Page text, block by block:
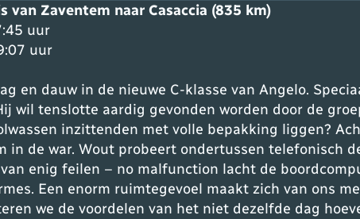
van Zaventem naar Casaccia (835 km)
uur
uur
en dauw in de nieuwe C-klasse van Angelo.
wil tenslotte aardig gevonden worden door de
inzittenden met volle bepakking liggen?
in de war. Wout probeert ondertussen telefonisch
enig feilen – no malfunction lacht de
Een enorm ruimtegevoel maakt zich van ons
we de voordelen van het niet dezelfde dag